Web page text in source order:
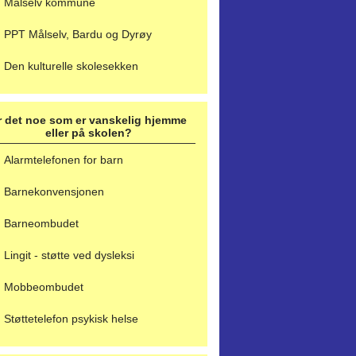
PPT Målselv, Bardu og Dyrøy
Den kulturelle skolesekken
det noe som er vanskelig hjemme
eller på skolen?
Alarmtelefonen for barn
Barnekonvensjonen
Barneombudet
Lingit - støtte ved dysleksi
Mobbeombudet
Støttetelefon psykisk helse